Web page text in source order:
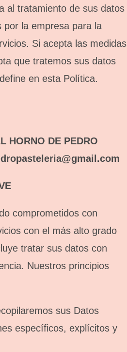
al tratamiento de sus datos
por la empresa para la
Si acepta las medidas
que tratemos sus datos
en esta Política.
HORNO DE PEDRO
comprometidos con
con el más alto grado
tratar sus datos con
Nuestros principios
sus Datos
específicos, explícitos y